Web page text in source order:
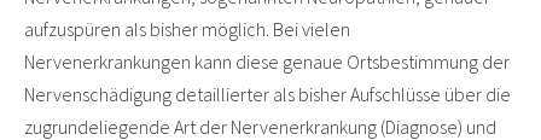
aufzuspüren als bisher möglich. Bei vielen
Nervenerkrankungen kann diese genaue Ortsbestimmung der
Nervenschädigung detaillierter als bisher Aufschlüsse über die
zugrundeliegende Art der Nervenerkrankung (Diagnose) und